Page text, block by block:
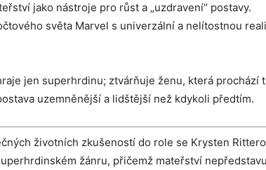
jako nástroje pro růst a „uzdravení“ postavy.
světa Marvel s univerzální a nelítostnou
jen superhrdinu; ztvárňuje ženu, která prochází
uzemněnější a lidštější než kdykoli předtím.
životních zkušeností do role se Krysten
žánru, přičemž mateřství